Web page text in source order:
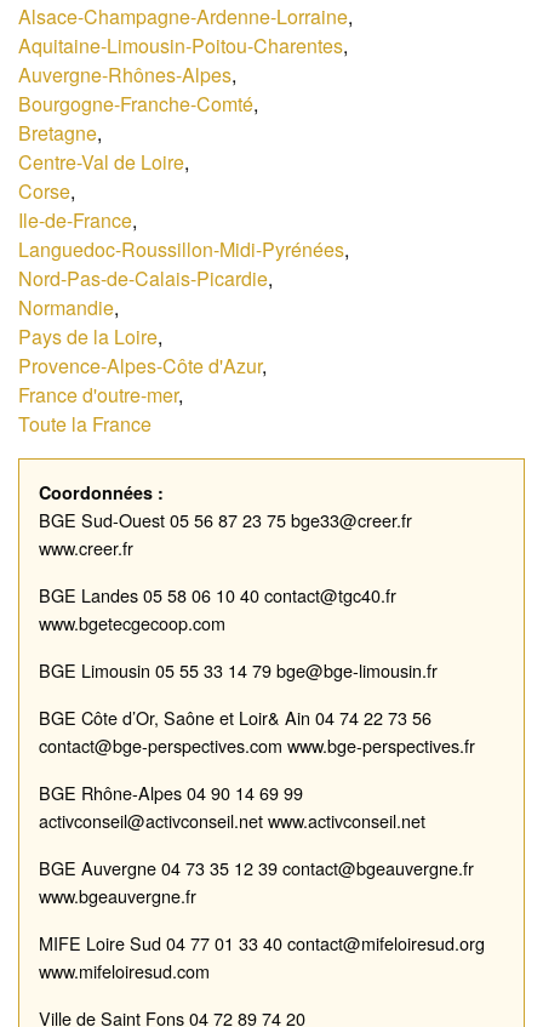
Alsace-Champagne-Ardenne-Lorraine,
Aquitaine-Limousin-Poitou-Charentes,
Auvergne-Rhônes-Alpes,
Bourgogne-Franche-Comté,
Bretagne,
Centre-Val de Loire,
Corse,
Ile-de-France,
Languedoc-Roussillon-Midi-Pyrénées,
Nord-Pas-de-Calais-Picardie,
Normandie,
Pays de la Loire,
Provence-Alpes-Côte d'Azur,
France d'outre-mer,
Toute la France
Coordonnées :
BGE Sud-Ouest05 56 87 23 75bge33@creer.fr
www.creer.fr
BGE Landes05 58 06 10 40contact@tgc40.fr
www.bgetecgecoop.com
BGE Limousin 05 55 33 14 79bge@bge-limousin.fr
BGE Côte d’Or, Saôneet Loir& Ain 04 74 22 73 56
contact@bge-perspectives.com www.bge-perspectives.fr
BGE Rhône-Alpes04 90 14 69 99
activconseil@activconseil.netwww.activconseil.net
BGE Auvergne04 73 35 12 39contact@bgeauvergne.fr
www.bgeauvergne.fr
MIFE Loire Sud04 77 01 33 40contact@mifeloiresud.org
www.mifeloiresud.com
Ville de Saint Fons04 72 89 74 20